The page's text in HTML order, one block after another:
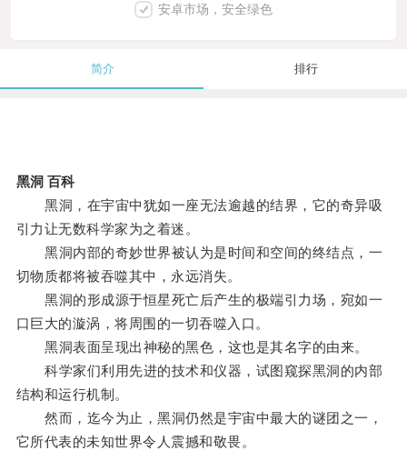
安卓市场，安全绿色
简介 排行
黑洞 百科
黑洞，在宇宙中犹如一座无法逾越的结界，它的奇异吸
引力让无数科学家为之着迷。
黑洞内部的奇妙世界被认为是时间和空间的终结点，一
切物质都将被吞噬其中，永远消失。
黑洞的形成源于恒星死亡后产生的极端引力场，宛如一
口巨大的漩涡，将周围的一切吞噬入口。
黑洞表面呈现出神秘的黑色，这也是其名字的由来。
科学家们利用先进的技术和仪器，试图窥探黑洞的内部
结构和运行机制。
然而，迄今为止，黑洞仍然是宇宙中最大的谜团之一，
它所代表的未知世界令人震撼和敬畏。